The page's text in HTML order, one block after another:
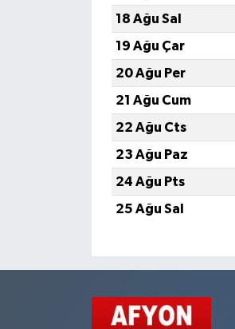
18 Ağu Sal
19 Ağu Çar
20 Ağu Per
21 Ağu Cum
22 Ağu Cts
23 Ağu Paz
24 Ağu Pts
25 Ağu Sal